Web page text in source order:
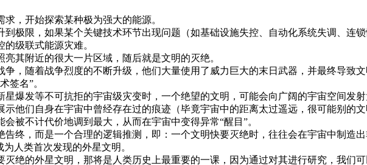
，开始探索某种极为强大的能源。
极限，如果某个关键技术环节出现问题（如基础设施失控、自动化系统失调、连
级联式能源灾难。
其附近的很大一片区域，随后就是文明的灭绝。
，随着战争烈度的不断升级，他们大量使用了威力巨大的末日武器，并最终导致
签名”。
爆发等不可抗拒的宇宙级灾变时，一个绝望的文明，可能会向广阔的宇宙空间发射
他们自身在宇宙中曾经存在过的痕迹（毕竟宇宙中的距离太过遥远，很可能别的
被不计代价地调到最大，从而在宇宙中变得异常“醒目”。
终，而是一个合理的逻辑推测，即：一个文明快要灭绝时，往往会在宇宙中制造
人类首次发现的外星文明。
绝的外星文明，那将是人类历史上最重要的一课，因为通过对其进行研究，我们